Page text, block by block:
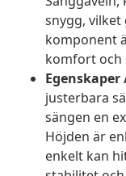
snygg,
komponent
komfort och
justerbara
sängen en
Höjden är
enkelt kan